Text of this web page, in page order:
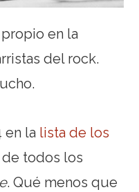
en la
del rock.
en la lista de los
de todos los
. Qué menos que